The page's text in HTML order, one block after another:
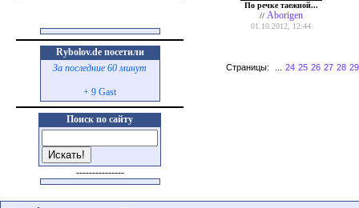
Rybolov.de посетили
За последние 60 минут
+ 9 Gast
Поиск по сайту
---------------
По речке таежной...
// Aborigen
01.10.2012, 12:44
Страницы: 24 25 26 27 28 29